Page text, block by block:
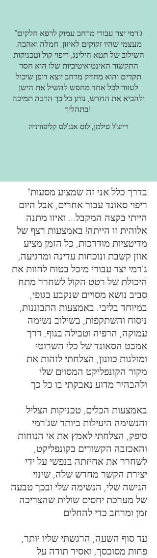
"ג'רמי יצר עבורי מרחב עמוק לרפא חלקים
מעצמי שהיו זקוקים לאיזון, חמלה ואהבה.
השילוב של תטא הילינג, ריפוי קול וטכניקות
התקשור האינטואיטיביות שלו הוא חסר
תקדים והוא מחזיק מרחב יוצא דופן שיכול
לעזור לכל אחד מחפש להשיל את הישן
ולהביא את החדש, נותן כל כך הרבה תמיכה
בתהליך!"
רייצ'ל סילמן, לוס אנג'לס קליפורניה
"בדרך כלל אני זה שמציע מסעות
ריפוי סאונד עבור אחרים, אבל היום
הייתי בקצה המקבל... ואיזו מתנה
אלוהית זו הייתה! באמצעות רצף של
מדיטציות מודרכות, כל הזמן מציע
אוזן קשבת ונוכחות עדינה ומרגיעה,
ג'רמי יצר עבורי מיכל בטוח לחוות את
היכולת של רטט הקול לשחרר מתח
סביב נושא מסויים שנקבע בגופי,
במיוחד בליבי. באמצעות התבוננות,
ניסוח והשתקפות, בשילוב נשימה
עמוקה, הרפיה וטבילה בגוף. דרך
אמבט הסאונד של כלי השרוטי
ומזלגות כוונון, הצלחתי לזהות את
מקור הקונפליקט המסוים שלי
ולהבהיר מדוע נאבקתי בו כל כך
באמצעות הכלים, טכניקות הצליל
והנשימה היעילות ביותר שג'רמי
סיפק, הצלחתי לאמץ את אי הנוחות
והאכזבה הקשורים בקונפליקט,
לשחרר את אחיזתה בנפשי על ידי
יצירת הקשר מחדש שלה, שינוי
הגישה שלי, הנשימה שלי ובכך טבעה
של מערכת יחסים שולית שהצריכה
זמן ומרחב כדי להחלים
עד סוף השעה, הרגשתי שליו יותר,
פחות מסוכסך, ואסיר תודה על